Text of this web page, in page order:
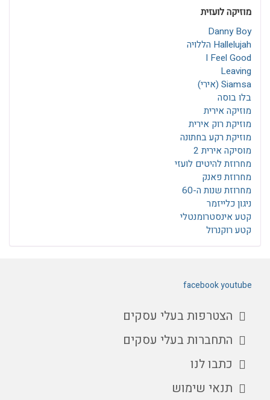
מוזיקה לועזית
Danny Boy
Hallelujah הללויה
I Feel Good
Leaving
Siamsa (אירי)
בלו בוסה
מוזיקה אירית
מוזיקת רוק אירית
מוזיקת רקע בחתונה
מוסיקה אירית 2
מחרוזת להיטים לועזי
מחרוזת פאנק
מחרוזת שנות ה-60
ניגון כלייזמר
קטע אינסטרומנטלי
קטע רוקנרול
facebookyoutube
הצטרפות בעלי עסקים
התחברות בעלי עסקים
כתבו לנו
תנאי שימוש